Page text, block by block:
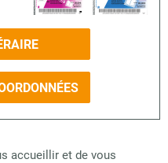
accueillir et de vous